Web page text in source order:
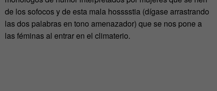
de los sofocos y de esta mala hosssstia (dígase arrastrando
las dos palabras en tono amenazador) que se nos pone a
las féminas al entrar en el climaterio.